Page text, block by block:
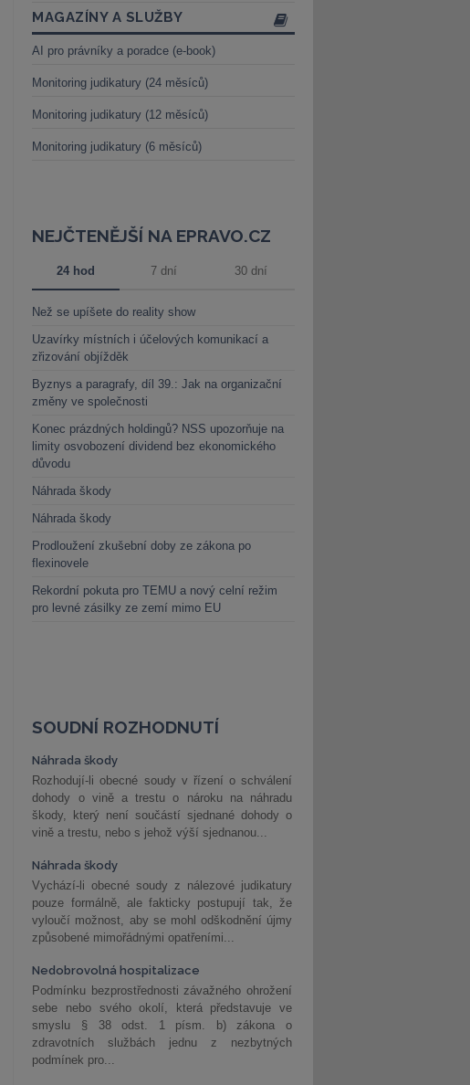
MAGAZÍNY A SLUŽBY
AI pro právníky a poradce (e-book)
Monitoring judikatury (24 měsíců)
Monitoring judikatury (12 měsíců)
Monitoring judikatury (6 měsíců)
NEJČTENĚJŠÍ NA EPRAVO.CZ
24 hod 7 dní 30 dní
Než se upíšete do reality show
Uzavírky místních i účelových komunikací a
zřizování objížděk
Byznys a paragrafy, díl 39.: Jak na organizační
změny ve společnosti
Konec prázdných holdingů? NSS upozorňuje na
limity osvobození dividend bez ekonomického
důvodu
Náhrada škody
Náhrada škody
Prodloužení zkušební doby ze zákona po
flexinovele
Rekordní pokuta pro TEMU a nový celní režim
pro levné zásilky ze zemí mimo EU
SOUDNÍ ROZHODNUTÍ
Náhrada škody
Rozhodují-li obecné soudy v řízení o schválení
dohody o vině a trestu o nároku na náhradu
škody, který není součástí sjednané dohody o
vině a trestu, nebo s jehož výší sjednanou...
Náhrada škody
Vychází-li obecné soudy z nálezové judikatury
pouze formálně, ale fakticky postupují tak, že
vyloučí možnost, aby se mohl odškodnění újmy
způsobené mimořádnými opatřeními...
Nedobrovolná hospitalizace
Podmínku bezprostřednosti závažného ohrožení
sebe nebo svého okolí, která představuje ve
smyslu § 38 odst. 1 písm. b) zákona o
zdravotních službách jednu z nezbytných
podmínek pro...